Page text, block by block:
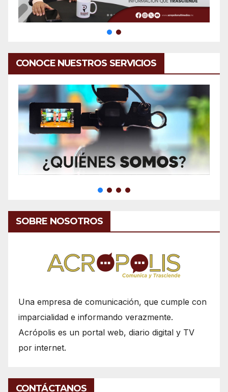
CONOCE NUESTROS SERVICIOS
SOBRE NOSOTROS
Una empresa de comunicación, que cumple con
imparcialidad e informando verazmente.
Acrópolis es un portal web, diario digital y TV
por internet.
CONTÁCTANOS